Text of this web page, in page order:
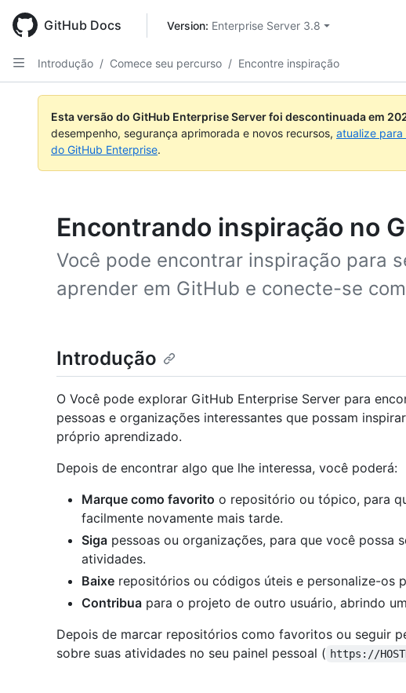
main
content
GitHub Docs Version: Enterprise Server 3.8
Introdução / Comece seu percurso / Encontre inspiração
Esta versão do GitHub Enterprise Server foi descontinuada em
desempenho, segurança aprimorada e novos recursos, atualize para
do GitHub Enterprise.
Encontrando inspiração no
Você pode encontrar inspiração para
aprender em GitHub e conecte-se
Introdução
O Você pode explorar GitHub Enterprise Server para
pessoas e organizações interessantes que possam
próprio aprendizado.
Depois de encontrar algo que lhe interessa, você poderá:
Marque como favorito o repositório ou tópico, para
facilmente novamente mais tarde.
Siga pessoas ou organizações, para que você possa
atividades.
Baixe repositórios ou códigos úteis e personalize-os
Contribua para o projeto de outro usuário, abrindo
Depois de marcar repositórios como favoritos ou seguir
sobre suas atividades no seu painel pessoal ( https://